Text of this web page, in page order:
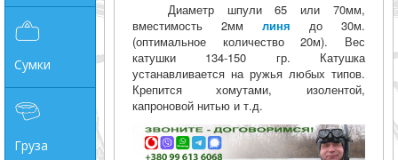
Сумки
Груза
Диаметр шпули 65 или 70мм,
вместимость 2мм линя до 30м.
(оптимальное количество 20м). Вес
катушки 134-150 гр. Катушка
устанавливается на ружья любых типов.
Крепится хомутами, изолентой,
капроновой нитью и т.д.